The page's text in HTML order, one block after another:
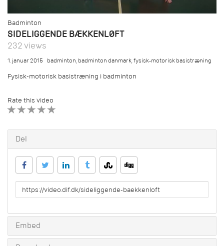
Badminton
SIDELIGGENDE BÆKKENLØFT
232 views
1. januar 2015 badminton,badminton danmark,fysisk-motorisk basistræning
Fysisk-motorisk basistræning i badminton
Rate this video
Del
URL
to
Embed